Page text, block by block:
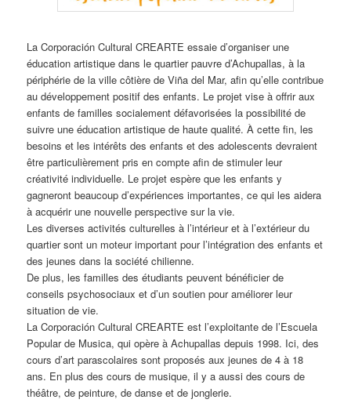
La Corporación Cultural CREARTE essaie d’organiser une
éducation artistique dans le quartier pauvre d’Achupallas, à la
périphérie de la ville côtière de Viña del Mar, afin qu’elle contribue
au développement positif des enfants. Le projet vise à offrir aux
enfants de familles socialement défavorisées la possibilité de
suivre une éducation artistique de haute qualité. À cette fin, les
besoins et les intérêts des enfants et des adolescents devraient
être particulièrement pris en compte afin de stimuler leur
créativité individuelle. Le projet espère que les enfants y
gagneront beaucoup d’expériences importantes, ce qui les aidera
à acquérir une nouvelle perspective sur la vie.
Les diverses activités culturelles à l’intérieur et à l’extérieur du
quartier sont un moteur important pour l’intégration des enfants et
des jeunes dans la société chilienne.
De plus, les familles des étudiants peuvent bénéficier de
conseils psychosociaux et d’un soutien pour améliorer leur
situation de vie.
La Corporación Cultural CREARTE est l’exploitante de l’Escuela
Popular de Musica, qui opère à Achupallas depuis 1998. Ici, des
cours d’art parascolaires sont proposés aux jeunes de 4 à 18
ans. En plus des cours de musique, il y a aussi des cours de
théâtre, de peinture, de danse et de jonglerie.